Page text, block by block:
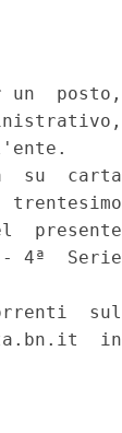
un  posto,
su  carta
presente
4ª  Serie
sul
in